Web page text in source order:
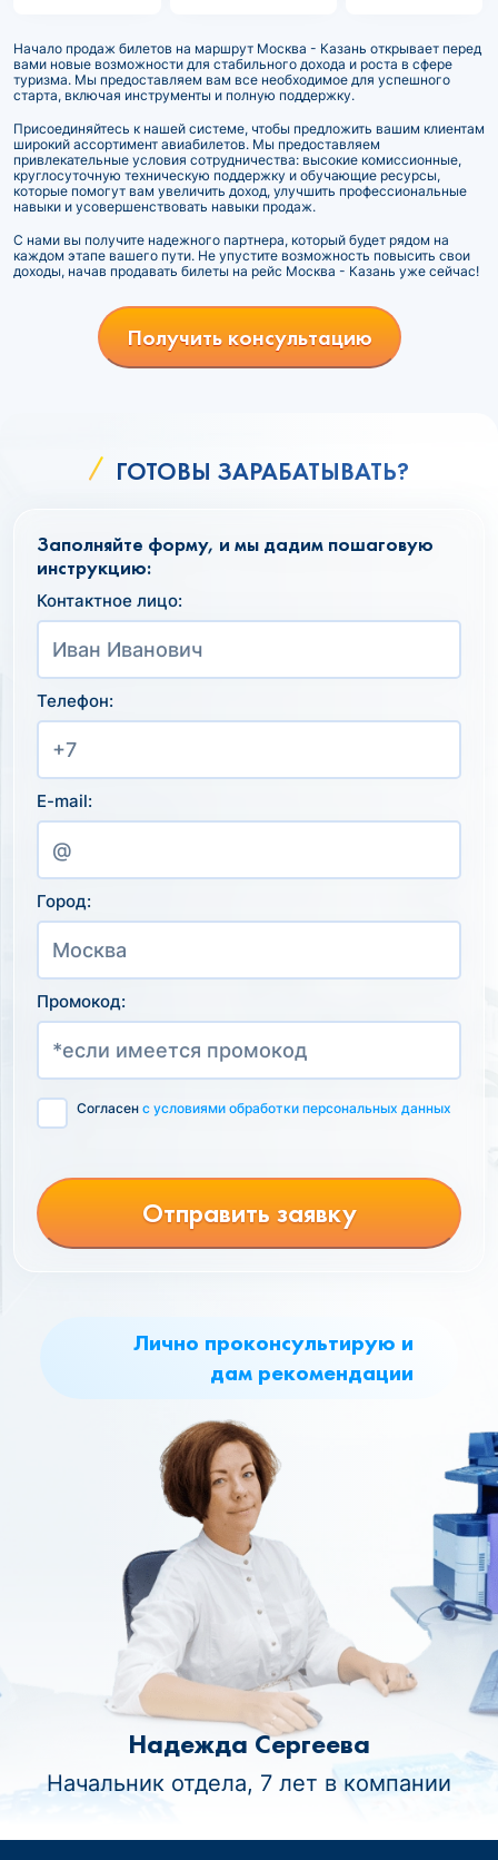
Начало продаж билетов на маршрут Москва - Казань открывает перед
вами новые возможности для стабильного дохода и роста в сфере
туризма. Мы предоставляем вам все необходимое для успешного
старта, включая инструменты и полную поддержку.
Присоединяйтесь к нашей системе, чтобы предложить вашим клиентам
широкий ассортимент авиабилетов. Мы предоставляем
привлекательные условия сотрудничества: высокие комиссионные,
круглосуточную техническую поддержку и обучающие ресурсы,
которые помогут вам увеличить доход, улучшить профессиональные
навыки и усовершенствовать навыки продаж.
С нами вы получите надежного партнера, который будет рядом на
каждом этапе вашего пути. Не упустите возможность повысить свои
доходы, начав продавать билеты на рейс Москва - Казань уже сейчас!
Получить консультацию
ГОТОВЫ ЗАРАБАТЫВАТЬ?
Лично проконсультирую и
дам рекомендации
Надежда Сергеева
Начальник отдела, 7 лет в компании
Заполняйте форму, и мы дадим пошаговую
инструкцию:
Контактное лицо:
Телефон:
E-mail:
Город:
Промокод:
Согласен с условиями обработки персональных данных
Отправить заявку